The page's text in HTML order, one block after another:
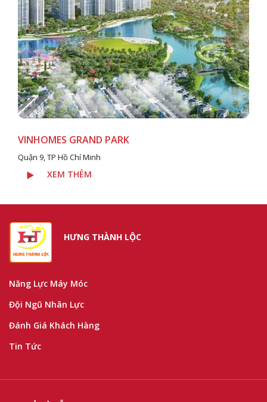
VINHOMES GRAND PARK
Quận 9, TP Hồ Chí Minh
XEM THÊM
HƯNG THÀNH LỘC
Năng Lực Máy Móc
Đội Ngũ Nhân Lực
Đánh Giá Khách Hàng
Tin Tức